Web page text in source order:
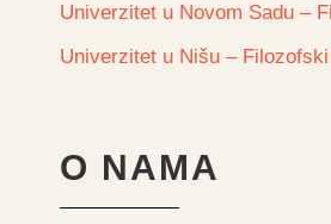
Univerzitet u Novom Sadu –
Univerzitet u Nišu –
O NAMA